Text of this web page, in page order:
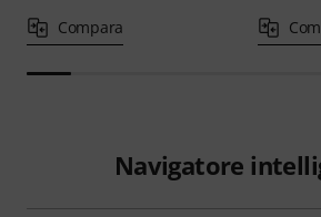
Compara
Navigatore